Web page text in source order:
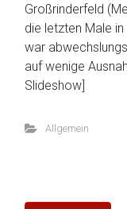
Großrinderfeld
die letzten Male
war
auf wenige
Slideshow]
Allgemein